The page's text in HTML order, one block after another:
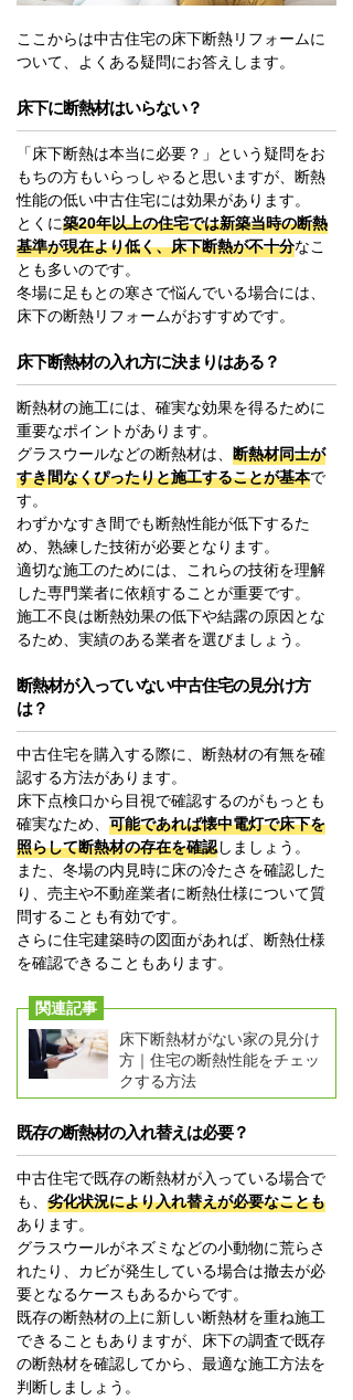
ここからは中古住宅の床下断熱リフォームに
ついて、よくある疑問にお答えします。
床下に断熱材はいらない？
「床下断熱は本当に必要？」という疑問をお
もちの方もいらっしゃると思いますが、断熱
性能の低い中古住宅には効果があります。
とくに築20年以上の住宅では新築当時の断熱
基準が現在より低く、床下断熱が不十分なこ
とも多いのです。
冬場に足もとの寒さで悩んでいる場合には、
床下の断熱リフォームがおすすめです。
床下断熱材の入れ方に決まりはある？
断熱材の施工には、確実な効果を得るために
重要なポイントがあります。
グラスウールなどの断熱材は、 断熱材同士が
すき間なくぴったりと施工することが基本で
す。
わずかなすき間でも断熱性能が低下するた
め、熟練した技術が必要となります。
適切な施工のためには、これらの技術を理解
した専門業者に依頼することが重要です。
施工不良は断熱効果の低下や結露の原因とな
るため、実績のある業者を選びましょう。
断熱材が入っていない中古住宅の見分け方
は？
中古住宅を購入する際に、断熱材の有無を確
認する方法があります。
床下点検口から目視で確認するのがもっとも
確実なため、 可能であれば懐中電灯で床下を
照らして断熱材の存在を確認しましょう。
また、冬場の内見時に床の冷たさを確認した
り、売主や不動産業者に断熱仕様について質
問することも有効です。
さらに住宅建築時の図面があれば、断熱仕様
を確認できることもあります。
関連記事
床下断熱材がない家の見分け
方｜住宅の断熱性能をチェッ
クする方法
既存の断熱材の入れ替えは必要？
中古住宅で既存の断熱材が入っている場合で
も、 劣化状況により入れ替えが必要なことも
あります。
グラスウールがネズミなどの小動物に荒らさ
れたり、カビが発生している場合は撤去が必
要となるケースもあるからです。
既存の断熱材の上に新しい断熱材を重ね施工
できることもありますが、床下の調査で既存
の断熱材を確認してから、最適な施工方法を
判断しましょう。